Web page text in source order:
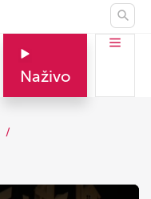
Naživo